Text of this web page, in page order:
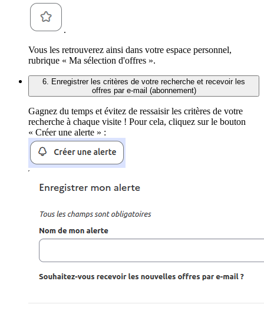
.
Vous les retrouverez ainsi dans votre espace personnel,
rubrique « Ma sélection d'offres ».
6. Enregistrer les critères de votre recherche et recevoir les
offres par e-mail (abonnement)
Gagnez du temps et évitez de ressaisir les critères de votre
recherche à chaque visite ! Pour cela, cliquez sur le bouton
« Créer une alerte » :